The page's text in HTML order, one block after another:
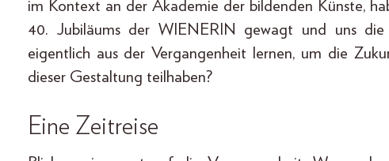
im Kontext an der Akademie der bildenden Künste,
40. Jubiläums der WIENERIN gewagt und uns
eigentlich aus der Vergangenheit lernen, um die
dieser Gestaltung teilhaben?
Eine Zeitreise